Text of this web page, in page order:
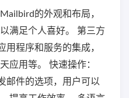
的外观和布局，
满足个人喜好。 第三方
程序和服务的集成，
应用等。 快速操作：
邮件的选项，用户可以